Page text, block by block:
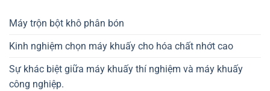
Máy trộn bột khô phân bón
Kinh nghiệm chọn máy khuấy cho hóa chất nhớt cao
Sự khác biệt giữa máy khuấy thí nghiệm và máy khuấy
công nghiệp.